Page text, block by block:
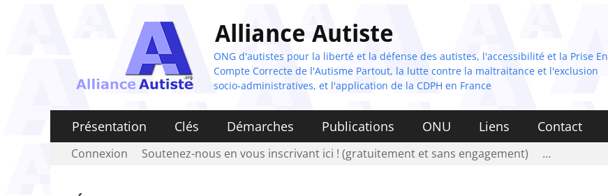
Alliance Autiste
ONG d'autistes pour la liberté et la défense des autistes, l'accessibilité et la Prise En
Compte Correcte de l'Autisme Partout, la lutte contre la maltraitance et l'exclusion
socio-administratives, et l'application de la CDPH en France
Menu
principal
Aller
contenu
Présentation Clés Démarches Publications ONU Liens Contact
Menu
Aller
Connexion Soutenez-nous en vous inscrivant ici ! (gratuitement et sans engagement) …